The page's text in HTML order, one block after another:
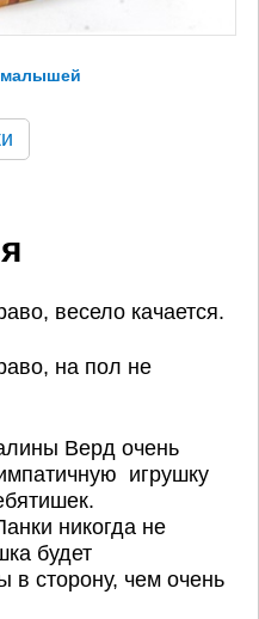
малышей
весело качается.
на пол не
Верд очень
игрушку
никогда не
будет
в сторону, чем очень